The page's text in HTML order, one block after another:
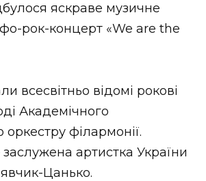
(відеоверсія)
УКРАЇНИ
яскраве музичне
рок-концерт «We are the
всесвітньо відомі рокові
Академічного
філармонії.
артистка України
Цанько.